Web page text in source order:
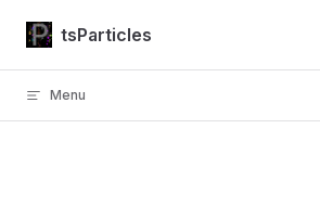
Skip to content
tsParticles
Menu